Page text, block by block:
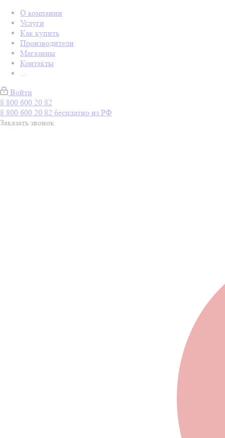
О компании
Услуги
Как купить
Производители
Магазины
Контакты
...
Войти
8 800 600 20 82
8 800 600 20 82 бесплатно из РФ
Заказать звонок